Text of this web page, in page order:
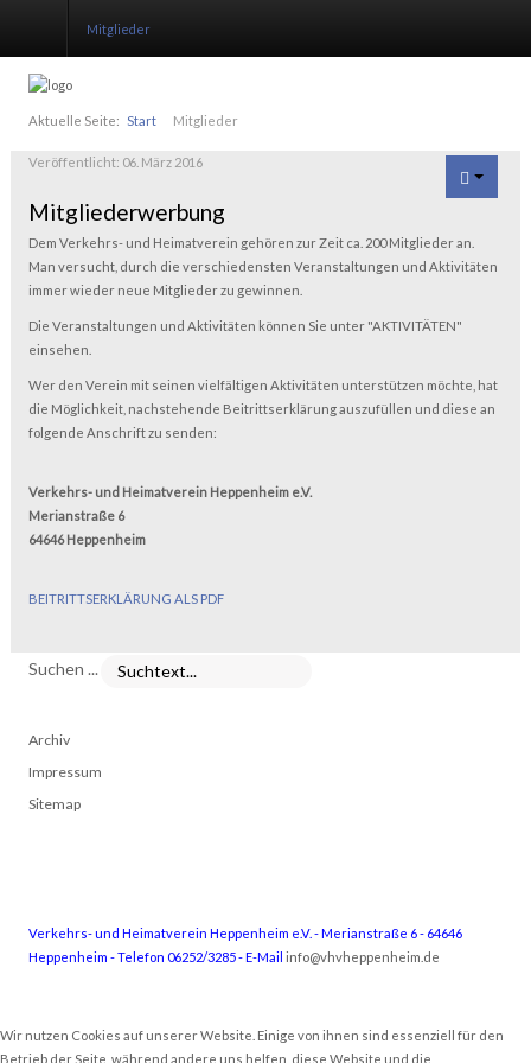
Start
Aktivitäten
Instandsetzung
Verein
Publikationen
Kontakt
Mitglieder
Aktuelle Seite: Start Mitglieder
Veröffentlicht: 06. März 2016
Mitgliederwerbung
Dem Verkehrs- und Heimatverein gehören zur Zeit ca. 200 Mitglieder an.
Man versucht, durch die verschiedensten Veranstaltungen und Aktivitäten
immer wieder neue Mitglieder zu gewinnen.
Die Veranstaltungen und Aktivitäten können Sie unter "AKTIVITÄTEN"
einsehen.
Wer den Verein mit seinen vielfältigen Aktivitäten unterstützen möchte, hat
die Möglichkeit, nachstehende Beitrittserklärung auszufüllen und diese an
folgende Anschrift zu senden:
Verkehrs- und Heimatverein Heppenheim e.V.
Merianstraße 6
64646 Heppenheim
BEITRITTSERKLÄRUNG ALS PDF
Suchen ...
Archiv
Impressum
Sitemap
Verkehrs- und Heimatverein Heppenheim e.V. - Merianstraße 6 - 64646
Heppenheim - Telefon 06252/3285 - E-Mail info@vhvheppenheim.de
Wir nutzen Cookies auf unserer Website. Einige von ihnen sind essenziell für den
Betrieb der Seite, während andere uns helfen, diese Website und die